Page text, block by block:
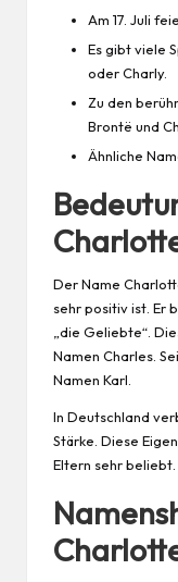
Am 17. Juli
Es gibt viele
oder Charly.
Zu den
Brontë und
Ähnliche
Der Name
sehr positiv ist. Er
„die Geliebte“.
Namen Charles.
Namen Karl.
In Deutschland
Stärke. Diese
Eltern sehr beliebt.